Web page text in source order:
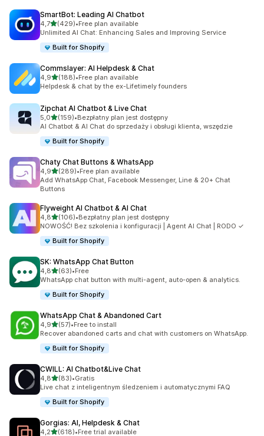
SmartBot: Leading AI Chatbot
4,7na 5 gwiazdek
(429)
Łączna liczba recenzji: 429
•Free plan available
Unlimited AI Chat: Enhancing Sales and Improving Service
Built for Shopify
Commslayer: AI Helpdesk & Chat
4,9na 5 gwiazdek
(188)
Łączna liczba recenzji: 188
•Free plan available
Helpdesk & chat by the ex-Lifetimely founders
Zipchat AI Chatbot & Live Chat
5,0na 5 gwiazdek
(159)
Łączna liczba recenzji: 159
•Bezpłatny plan jest dostępny
AI Chatbot & AI Chat do sprzedaży i obsługi klienta, wszędzie
Built for Shopify
Chaty Chat Buttons & WhatsApp
4,9na 5 gwiazdek
(289)
Łączna liczba recenzji: 289
•Free plan available
Add WhatsApp Chat, Facebook Messenger, Line & 20+ Chat
Buttons
Flyweight AI Chatbot & AI Chat
4,8na 5 gwiazdek
(106)
Łączna liczba recenzji: 106
•Bezpłatny plan jest dostępny
NOWOŚĆ! Bez szkolenia i konfiguracji | Agent AI Chat | RODO ✓
Built for Shopify
SK: WhatsApp Chat Button
4,8na 5 gwiazdek
(63)
Łączna liczba recenzji: 63
•Free
WhatsApp chat button with multi-agent, auto-open & analytics.
Built for Shopify
WhatsApp Chat & Abandoned Cart
4,9na 5 gwiazdek
(57)
Łączna liczba recenzji: 57
•Free to install
Recover abandoned carts and chat with customers on WhatsApp.
Built for Shopify
CWILL: AI Chatbot&Live Chat
4,8na 5 gwiazdek
(83)
Łączna liczba recenzji: 83
•Gratis
Live chat z inteligentnym śledzeniem i automatycznymi FAQ
Built for Shopify
Gorgias: AI, Helpdesk & Chat
4,2na 5 gwiazdek
(618)•Free trial available